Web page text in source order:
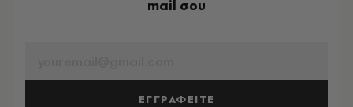
mail σου
ΕΓΓΡΑΦΕΙΤΕ